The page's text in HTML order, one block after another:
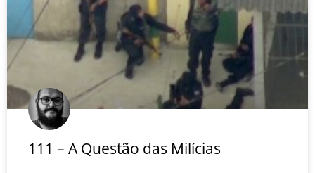
111 – A Questão das Milícias